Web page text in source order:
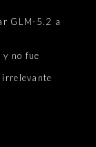
GLM-5.2 a
no fue
irrelevante